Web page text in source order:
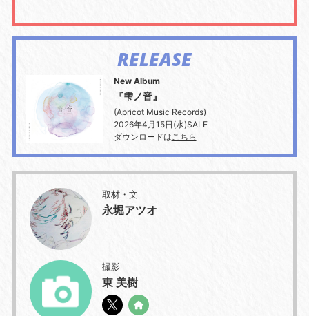
RELEASE
New Album
『雫ノ音』
(Apricot Music Records)
2026年4月15日(水)SALE
ダウンロードは こちら
取材・文
永堀アツオ
撮影
東 美樹